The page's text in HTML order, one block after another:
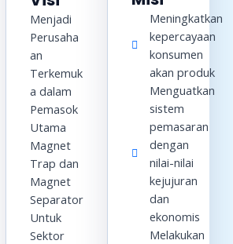
Menjadi
Perusaha
an
Terkemuk
a dalam
Pemasok
Utama
Magnet
Trap dan
Magnet
Separator
Untuk
Sektor
Meningkatkan
kepercayaan
konsumen
akan produk
Menguatkan
sistem
pemasaran
dengan
nilai-nilai
kejujuran
dan
ekonomis
Melakukan